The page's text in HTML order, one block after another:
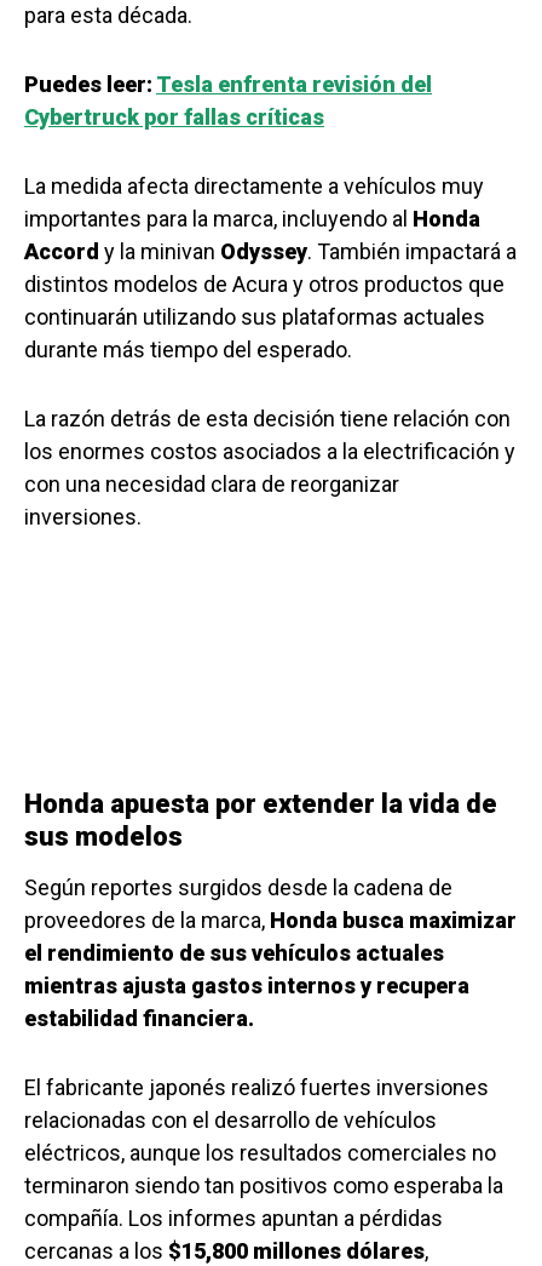
para esta década.
Puedes leer: Tesla enfrenta revisión del
Cybertruck por fallas críticas
La medida afecta directamente a vehículos muy
importantes para la marca, incluyendo al Honda
Accord y la minivan Odyssey. También impactará a
distintos modelos de Acura y otros productos que
continuarán utilizando sus plataformas actuales
durante más tiempo del esperado.
La razón detrás de esta decisión tiene relación con
los enormes costos asociados a la electrificación y
con una necesidad clara de reorganizar
inversiones.
Honda apuesta por extender la vida de
sus modelos
Según reportes surgidos desde la cadena de
proveedores de la marca, Honda busca maximizar
el rendimiento de sus vehículos actuales
mientras ajusta gastos internos y recupera
estabilidad financiera.
El fabricante japonés realizó fuertes inversiones
relacionadas con el desarrollo de vehículos
eléctricos, aunque los resultados comerciales no
terminaron siendo tan positivos como esperaba la
compañía. Los informes apuntan a pérdidas
cercanas a los $15,800 millones dólares,